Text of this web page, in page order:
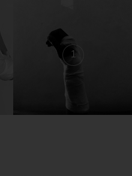
1